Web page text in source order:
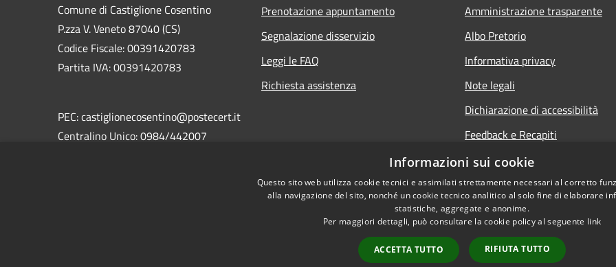
Comune di Castiglione Cosentino
P.zza V. Veneto 87040 (CS)
Codice Fiscale: 00391420783
Partita IVA: 00391420783
PEC: castiglionecosentino@postecert.it
Centralino Unico: 0984/442007
Prenotazione appuntamento
Segnalazione disservizio
Leggi le FAQ
Richiesta assistenza
Amministrazione trasparente
Albo Pretorio
Informativa privacy
Note legali
Dichiarazione di accessibilità
Feedback e Recapiti
Copyright © 2026 • Comune
Informazioni sui cookie
Questo sito web utilizza cookie tecnici e assimilati strettamente necessari al corretto
alla navigazione del sito, nonché un cookie tecnico analitico al solo fine di elaborare
statistiche, aggregate e anonime.
Per maggiori dettagli, può consultare la cookie policy al seguente link
ACCETTA TUTTO RIFIUTA TUTTO